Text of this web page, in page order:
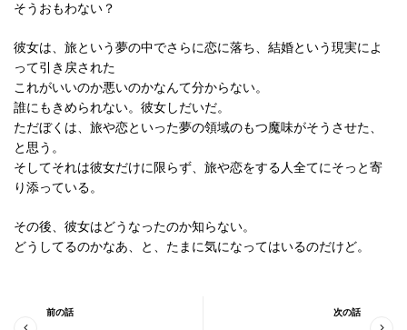
そうおもわない？
彼女は、旅という夢の中でさらに恋に落ち、結婚という現実によ
って引き戻された
これがいいのか悪いのかなんて分からない。
誰にもきめられない。彼女しだいだ。
ただぼくは、旅や恋といった夢の領域のもつ魔味がそうさせた、
と思う。
そしてそれは彼女だけに限らず、旅や恋をする人全てにそっと寄
り添っている。
その後、彼女はどうなったのか知らない。
どうしてるのかなあ、と、たまに気になってはいるのだけど。
前の話 次の話